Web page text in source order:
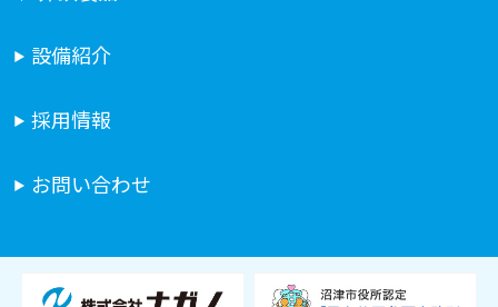
設備紹介
採用情報
お問い合わせ